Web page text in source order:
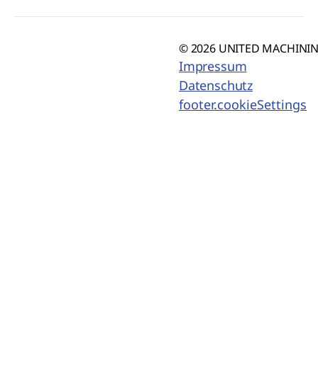
© 2026 UNITED
Impressum
Datenschutz
footer.cookieSettings